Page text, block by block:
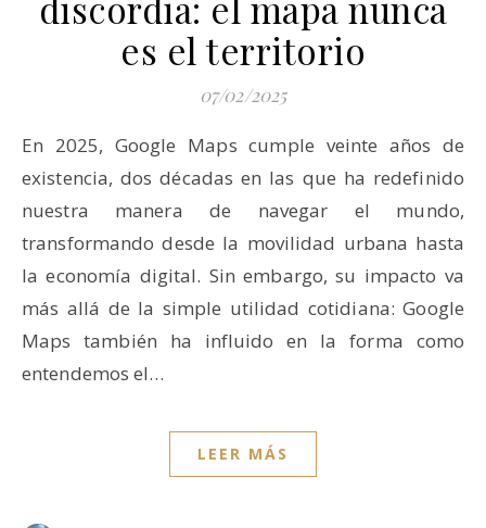
es el territorio
07/02/2025
En 2025, Google Maps cumple veinte años de
existencia, dos décadas en las que ha redefinido
nuestra manera de navegar el mundo,
transformando desde la movilidad urbana hasta
la economía digital. Sin embargo, su impacto va
más allá de la simple utilidad cotidiana: Google
Maps también ha influido en la forma como
entendemos el…
LEER MÁS